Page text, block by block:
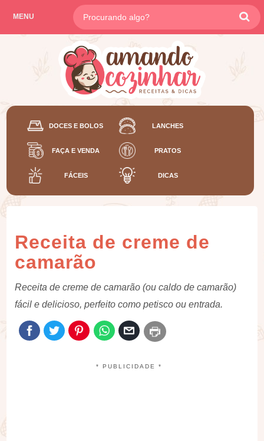
MENU
DOCES E BOLOS LANCHES
FAÇA E VENDA PRATOS
FÁCEIS DICAS
Receita de creme de
camarão
Receita de creme de camarão (ou caldo de camarão)
fácil e delicioso, perfeito como petisco ou entrada.
* PUBLICIDADE *